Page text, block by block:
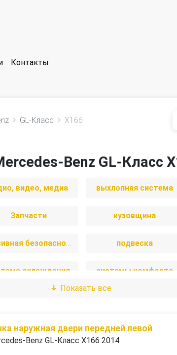
Контакты
GL-Класс X166
Benz GL-Класс
видео, медиа выхлопная система
Запчасти кузовщина
пассивная безопасность подвеска
охлаждения системы комфорта
Показать все
наружная двери передней левой
Benz GL-Класс X166 2014